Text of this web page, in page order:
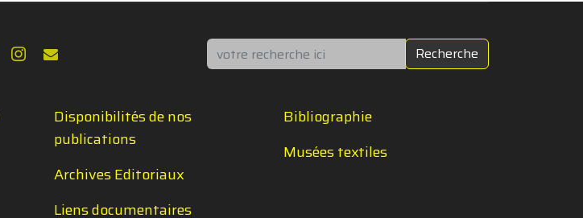
Rechercher Recherche
Disponibilités de nos
publications
Archives Editoriaux
Liens documentaires
Bibliographie
Musées textiles